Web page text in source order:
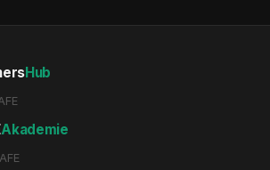
Hub
Akademie